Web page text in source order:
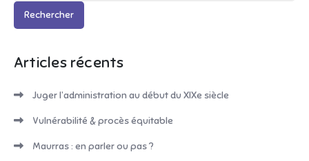
Articles récents
Juger l’administration au début du XIXe siècle
Vulnérabilité & procès équitable
Maurras : en parler ou pas ?